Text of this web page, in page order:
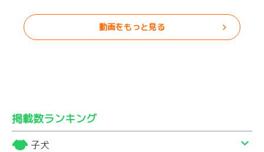
動画をもっと見る
掲載数ランキング
子犬